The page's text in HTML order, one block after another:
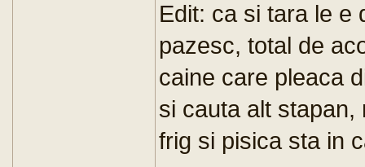
Edit: ca si tara le e
pazesc, total de
caine care pleaca
si cauta alt
frig si pisica sta in